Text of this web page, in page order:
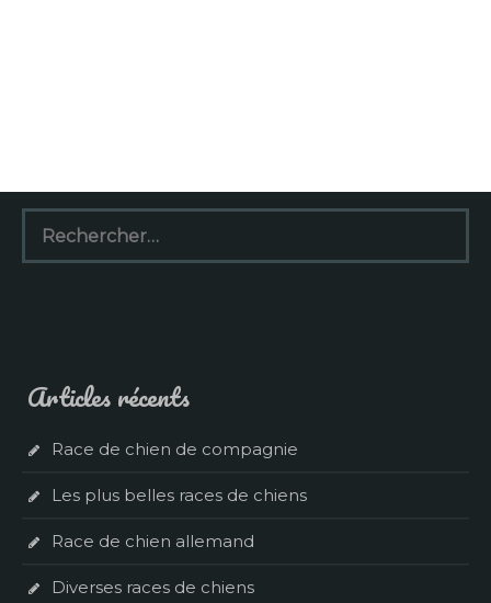
Rechercher :
Articles récents
Race de chien de compagnie
Les plus belles races de chiens
Race de chien allemand
Diverses races de chiens